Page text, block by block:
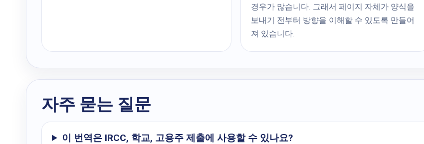
경우가 많습니다. 그래서 페이지 자체가 양식을
보내기 전부터 방향을 이해할 수 있도록 만들어
져 있습니다.
자주 묻는 질문
이 번역은 IRCC, 학교, 고용주 제출에 사용할 수 있나요?